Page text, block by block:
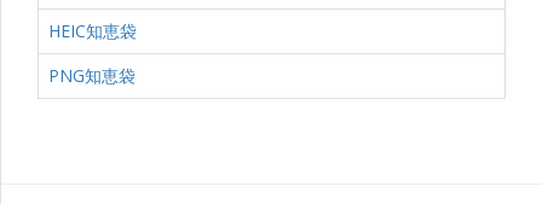
HEIC知恵袋
PNG知恵袋